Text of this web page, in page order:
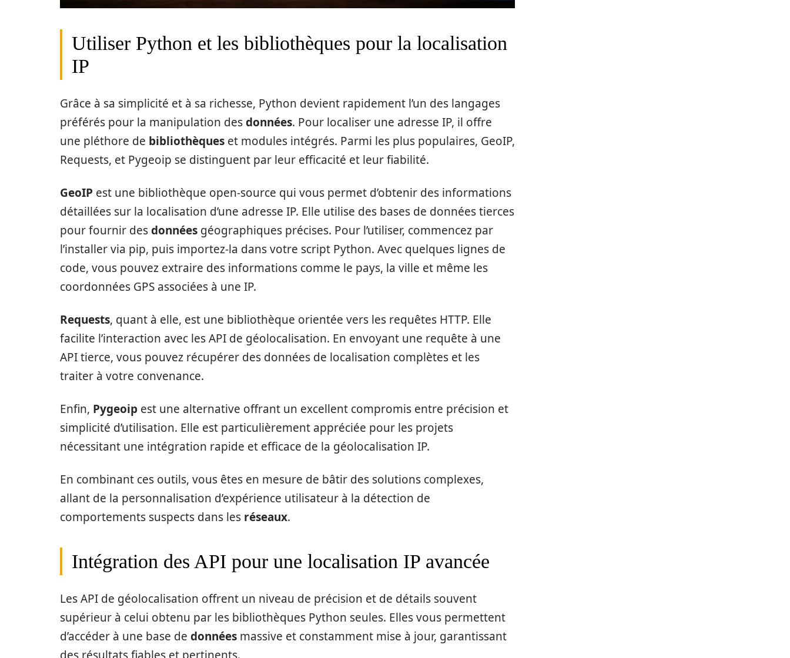
Utiliser Python et les bibliothèques pour la localisation
IP
Grâce à sa simplicité et à sa richesse, Python devient rapidement l’un des langages
préférés pour la manipulation desdonnées. Pour localiser une adresse IP, il offre
une pléthore de bibliothèques et modules intégrés. Parmi les plus populaires, GeoIP,
Requests, et Pygeoip se distinguent par leur efficacité et leur fiabilité.
GeoIP est une bibliothèque open-source qui vous permet d’obtenir des informations
détaillées sur la localisation d’une adresse IP. Elle utilise des bases de données tierces
pour fournir desdonnées géographiques précises. Pour l’utiliser, commencez par
l’installer via pip, puis importez-la dans votre script Python. Avec quelques lignes de
code, vous pouvez extraire des informations comme le pays, la ville et même les
coordonnées GPS associées à une IP.
Requests, quant à elle, est une bibliothèque orientée vers les requêtes HTTP. Elle
facilite l’interaction avec les API de géolocalisation. En envoyant une requête à une
API tierce, vous pouvez récupérer des données de localisation complètes et les
traiter à votre convenance.
Enfin, Pygeoip est une alternative offrant un excellent compromis entre précision et
simplicité d’utilisation. Elle est particulièrement appréciée pour les projets
nécessitant une intégration rapide et efficace de la géolocalisation IP.
En combinant ces outils, vous êtes en mesure de bâtir des solutions complexes,
allant de la personnalisation d’expérience utilisateur à la détection de
comportements suspects dans les réseaux.
Intégration des API pour une localisation IP avancée
Les API de géolocalisation offrent un niveau de précision et de détails souvent
supérieur à celui obtenu par les bibliothèques Python seules. Elles vous permettent
d’accéder à une base de données massive et constamment mise à jour, garantissant
des résultats fiables et pertinents.